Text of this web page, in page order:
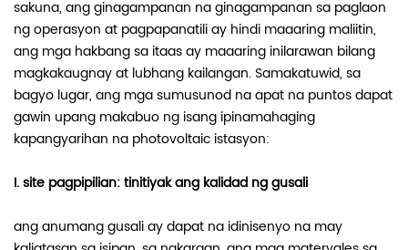
sakuna, ang ginagampanan na ginagampanan sa paglaon
ng operasyon at pagpapanatili ay hindi maaaring maliitin,
ang mga hakbang sa itaas ay maaaring inilarawan bilang
magkakaugnay at lubhang kailangan. Samakatuwid, sa
bagyo lugar, ang mga sumusunod na apat na puntos dapat
gawin upang makabuo ng isang ipinamahaging
kapangyarihan na photovoltaic istasyon:
I. site pagpipilian: tinitiyak ang kalidad ng gusali
ang anumang gusali ay dapat na idinisenyo na may